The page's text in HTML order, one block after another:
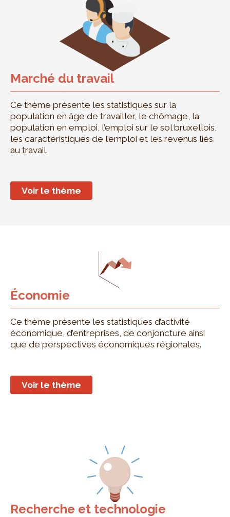
Marché du travail
Ce thème présente les statistiques sur la
population en âge de travailler, le chômage, la
population en emploi, l’emploi sur le sol bruxellois,
les caractéristiques de l’emploi et les revenus liés
au travail.
Voir le thème
Économie
Ce thème présente les statistiques d’activité
économique, d’entreprises, de conjoncture ainsi
que de perspectives économiques régionales.
Voir le thème
Recherche et technologie